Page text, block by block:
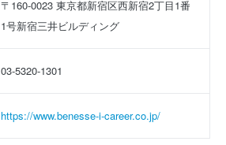
〒160-0023 東京都新宿区西新宿2丁目1番
1号新宿三井ビルディング
03-5320-1301
https://www.benesse-i-career.co.jp/